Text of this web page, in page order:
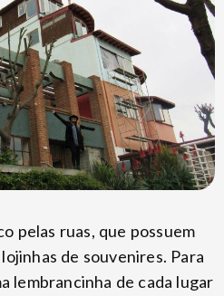
pelas ruas, que possuem
de souvenires. Para
lembrancinha de cada lugar